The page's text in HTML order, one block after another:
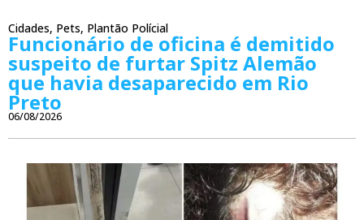
Cidades, Pets, Plantão Polícial
Funcionário de oficina é demitido
suspeito de furtar Spitz Alemão
que havia desaparecido em Rio
Preto
06/08/2026